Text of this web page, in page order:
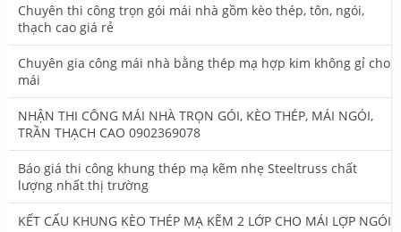
Chuyên thi công trọn gói mái nhà gồm kèo thép, tôn, ngói,
thạch cao giá rẻ
Chuyên gia công mái nhà bằng thép mạ hợp kim không gỉ cho
mái
NHẬN THI CÔNG MÁI NHÀ TRỌN GÓI, KÈO THÉP, MÁI NGÓI,
TRẦN THẠCH CAO 0902369078
Báo giá thi công khung thép mạ kẽm nhẹ Steeltruss chất
lượng nhất thị trường
KẾT CẤU KHUNG KÈO THÉP MẠ KẼM 2 LỚP CHO MÁI LỢP NGÓI